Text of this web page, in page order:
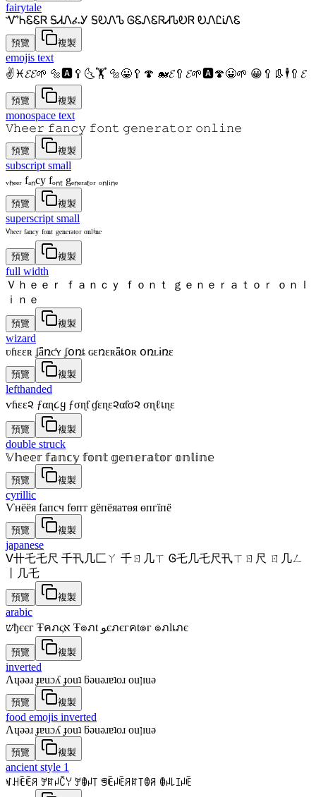
fairytale
ᏉᏂᏋᏋᏒ ᎦᏗᏁፈᎩ ᎦᎧᏁᏖ ᎶᏋᏁᏋᏒᏗᏖᎧᏒ ᎧᏁᏝᎥᏁᏋ
預覽 複製
emojis text
✌♓𝓔𝓔🌱 🔩🅰🥄🌜🏋 🔩😀🥄🍄 🐋𝓔🥄𝓔🌱🅰🍄😀🌱 😀🥄👢🕴🥄𝓔
預覽 複製
monospace text
𝚅𝚑𝚎𝚎𝚛 𝚏𝚊𝚗𝚌𝚢 𝚏𝚘𝚗𝚝 𝚐𝚎𝚗𝚎𝚛𝚊𝚝𝚘𝚛 𝚘𝚗𝚕𝚒𝚗𝚎
預覽 複製
subscript small
ᵥₕₑₑᵣ fₐₙcy fₒₙₜ gₑₙₑᵣₐₜₒᵣ ₒₙₗᵢₙₑ
預覽 複製
superscript small
ⱽʰᵉᵉʳ ᶠᵃⁿᶜʸ ᶠᵒⁿᵗ ᵍᵉⁿᵉʳᵃᵗᵒʳ ᵒⁿˡⁱⁿᵉ
預覽 複製
full width
Ｖｈｅｅｒ ｆａｎｃｙ ｆｏｎｔ ｇｅｎｅｒａｔｏｒ ｏｎｌ
ｉｎｅ
預覽 複製
wizard
ʋɦɛɛʀ ʄǟռƈʏ ʄօռȶ ɢɛռɛʀǟȶօʀ օռʟɨռɛ
預覽 複製
lefthanded
ѵɦεε૨ ƒαɳ૮ყ ƒσɳƭ ɠεɳε૨αƭσ૨ σɳℓเɳε
預覽 複製
double struck
𝕍𝕙𝕖𝕖𝕣 𝕗𝕒𝕟𝕔𝕪 𝕗𝕠𝕟𝕥 𝕘𝕖𝕟𝕖𝕣𝕒𝕥𝕠𝕣 𝕠𝕟𝕝𝕚𝕟𝕖
預覽 複製
cyrillic
Ѵнёёя fапcч fѳпт gёпёяатѳя ѳпгїпё
預覽 複製
japanese
ᐯ卄乇乇尺 千卂几匚ㄚ 千ㄖ几ㄒ Ꮆ乇几乇尺卂ㄒㄖ尺 ㄖ几ㄥ
丨几乇
預覽 複製
arabic
שђєєг Ŧคภςא Ŧ๏ภt ﻮєภєгคt๏г ๏ภlเภє
預覽 複製
inverted
Λɥǝǝɹ ɟɐuɔʎ ɟouʇ ƃǝuǝɹɐʇoɹ ouןıuǝ
預覽 複製
food emojis inverted
Λɥǝǝɹ ɟɐuɔʎ ɟouʇ ƃǝuǝɹɐʇoɹ ouןıuǝ
預覽 複製
ancient style 1
ꃴꃅꍟꍟꋪ ꎇꍏꈤꉓꌩ ꎇꂦꈤ꓄ ꁅꍟꈤꍟꋪꍏ꓄ꂦꋪ ꂦꈤ꒒ꀤꈤꍟ